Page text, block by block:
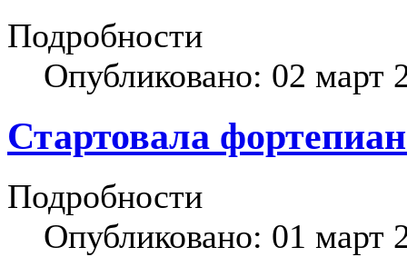
Подробности
Опубликовано: 02 март
Стартовала
Подробности
Опубликовано: 01 март